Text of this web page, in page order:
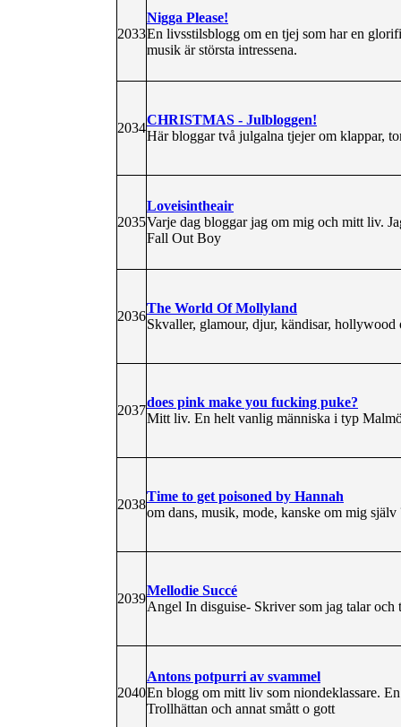
2033
Nigga Please!
En livsstilsblogg om en tjej som har en
musik är största intressena.
2034
CHRISTMAS - Julbloggen!
Här bloggar två julgalna tjejer om klappar,
2035
Loveisintheair
Varje dag bloggar jag om mig och mitt liv.
Fall Out Boy
2036
The World Of Mollyland
Skvaller, glamour, djur, kändisar,
2037
does pink make you fucking puke?
Mitt liv. En helt vanlig människa i typ
2038
Time to get poisoned by Hannah
om dans, musik, mode, kanske om mig
2039
Mellodie Succé
Angel In disguise- Skriver som jag talar
2040
Antons potpurri av svammel
En blogg om mitt liv som niondeklassare.
Trollhättan och annat smått o gott